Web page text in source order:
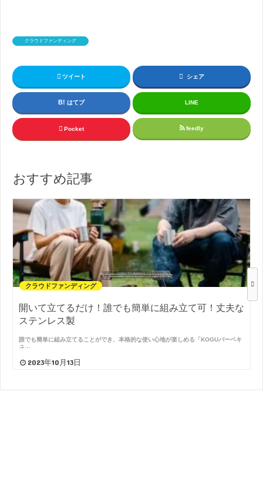
クラウドファンディング
ツイート シェア
はてブ LINE
Pocket feedly
おすすめ記事
クラウドファンディング
開いて立てるだけ！誰でも簡単に組み立て可！丈夫な
ステンレス製
誰でも簡単に組み立てることができ、本格的な使い心地が楽しめる「KOGUバーベキ
ュ…
2023年10月13日